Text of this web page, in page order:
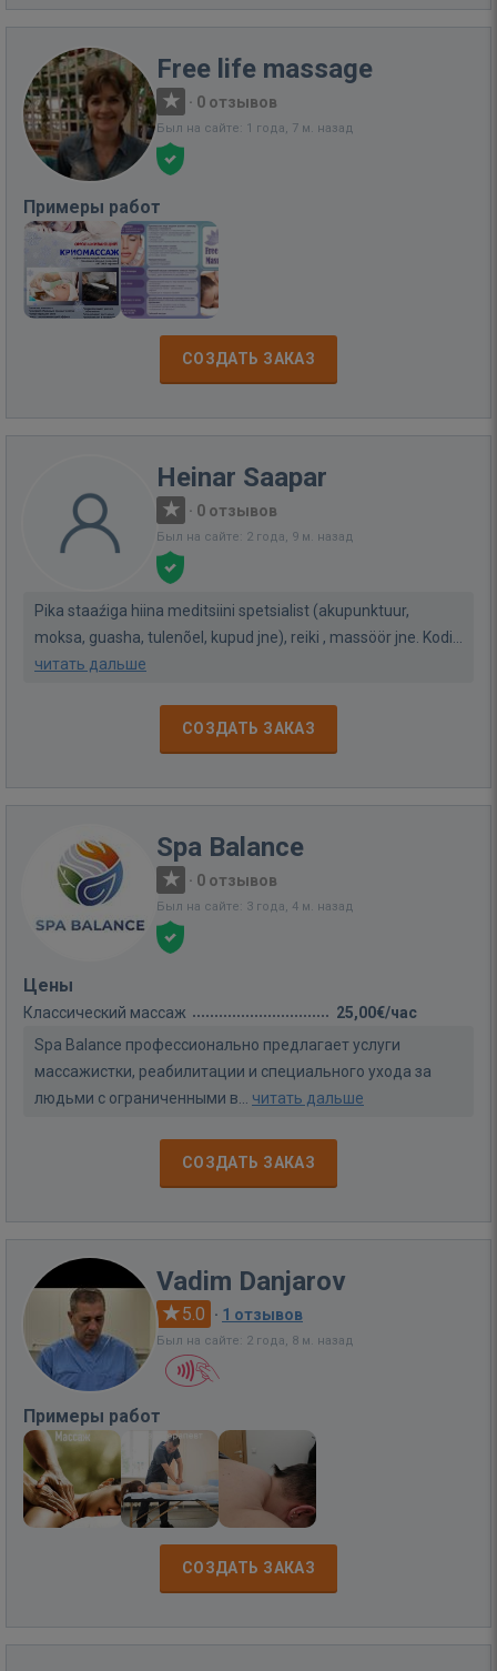
Free life massage
· 0 отзывов
Был на сайте: 1 года, 7 м. назад
Примеры работ
СОЗДАТЬ ЗАКАЗ
Heinar Saapar
· 0 отзывов
Был на сайте: 2 года, 9 м. назад
Pika staaźiga hiina meditsiini spetsialist (akupunktuur,
moksa, guasha, tulenõel, kupud jne), reiki , massöör jne. Kodi...
читать дальше
СОЗДАТЬ ЗАКАЗ
Spa Balance
· 0 отзывов
Был на сайте: 3 года, 4 м. назад
Цены
Классический массаж
25,00€/час
Spa Balance профессионально предлагает услуги
массажистки, реабилитации и специального ухода за
людьми с ограниченными в... читать дальше
СОЗДАТЬ ЗАКАЗ
Vadim Danjarov
5.0 · 1 отзывов
Был на сайте: 2 года, 8 м. назад
Примеры работ
СОЗДАТЬ ЗАКАЗ